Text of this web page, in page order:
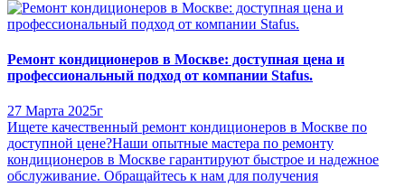
Ремонт кондиционеров в Москве: доступная цена и
профессиональный подход от компании Stafus.
27 Марта 2025г
Ищете качественный ремонт кондиционеров в Москве по
доступной цене?Наши опытные мастера по ремонту
кондиционеров в Москве гарантируют быстрое и надежное
обслуживание. Обращайтесь к нам для получения